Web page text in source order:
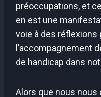
préoccupations, et
en est une
voie à des réflexions
l’accompagnement
de handicap dans
Alors que nous nous